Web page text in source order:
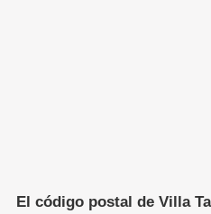
El código postal de Villa